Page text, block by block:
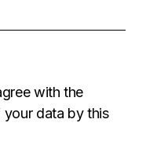
with the
data by this